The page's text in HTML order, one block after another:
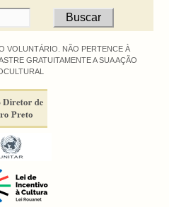
VOLUNTÁRIO. NÃO PERTENCE À
GRATUITAMENTE A SUA AÇÃO